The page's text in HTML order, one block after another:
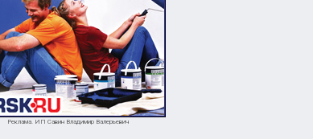
Реклама. ИП Савин Владимир Валерьевич